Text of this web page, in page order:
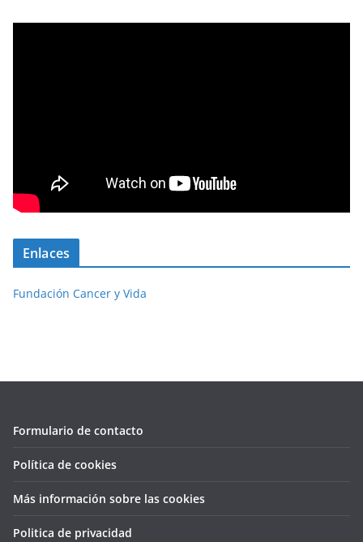
Enlaces
Fundación Cancer y Vida
Formulario de contacto
Política de cookies
Más información sobre las cookies
Politica de privacidad